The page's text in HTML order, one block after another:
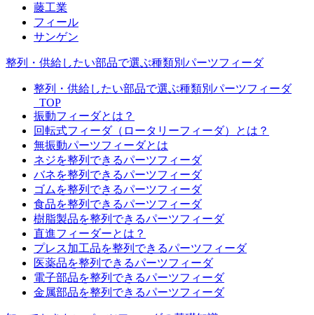
藤工業
フィール
サンゲン
整列・供給したい部品で選ぶ種類別パーツフィーダ
整列・供給したい部品で選ぶ種類別パーツフィーダ
_TOP
振動フィーダとは？
回転式フィーダ（ロータリーフィーダ）とは？
無振動パーツフィーダとは
ネジを整列できるパーツフィーダ
バネを整列できるパーツフィーダ
ゴムを整列できるパーツフィーダ
食品を整列できるパーツフィーダ
樹脂製品を整列できるパーツフィーダ
直進フィーダーとは？
プレス加工品を整列できるパーツフィーダ
医薬品を整列できるパーツフィーダ
電子部品を整列できるパーツフィーダ
金属部品を整列できるパーツフィーダ